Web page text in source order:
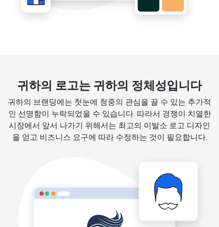
귀하의 로고는 귀하의 정체성입니다
귀하의 브랜딩에는 첫눈에 청중의 관심을 끌 수 있는 추가적
인 선명함이 누락되었을 수 있습니다. 따라서 경쟁이 치열한
시장에서 앞서 나가기 위해서는 최고의 이발소 로고 디자인
을 얻고 비즈니스 요구에 따라 수정하는 것이 필요합니다.